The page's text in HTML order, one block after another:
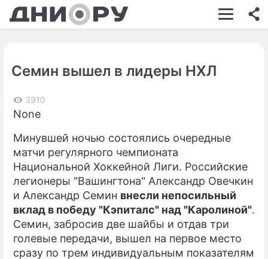
ШОУ-БИЗНЕС
КИНО
ЭКОНОМИКА
ПРОИСШЕСТВИЯ
СОННИК
СТИЛЬ ЖИЗНИ
СЕРИАЛЫ
Семин вышел в лидеры НХЛ
3910
None
Минувшей ночью состоялись очередные
матчи регулярного чемпионата
Национальной Хоккейной Лиги. Российские
легионеры "Вашингтона" Александр Овечкин
и Александр Семин внесли непосильный
вклад в победу "Кэпиталс" над "Каролиной".
Семин, забросив две шайбы и отдав три
голевые передачи, вышел на первое место
сразу по трем индивидуальным показателям